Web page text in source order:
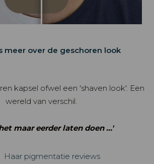
meer over de geschoren look
kapsel ofwel een 'shaven look'. Een
wereld van verschil.
maar eerder laten doen ...'
Haar pigmentatie reviews